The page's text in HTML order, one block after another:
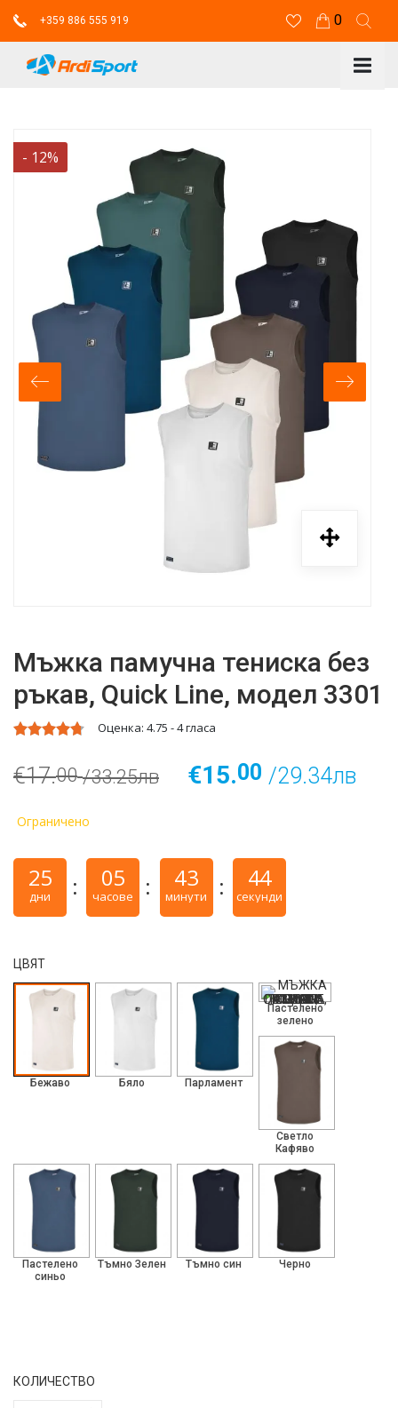
+359 886 555 919 0
- 12%
Мъжка памучна тениска без
ръкав, Quick Line, модел 3301
Оценка: 4.75 -4гласа
€17.00 /33.25лв €15.00 /29.34лв
Ограничено
25
дни
05
часове
43
минути
43
секунди
ЦВЯТ
Бежаво Бяло Парламент
Пастелено
зелено
Светло
Кафяво
Пастелено
синьо
Тъмно Зелен Тъмно син Черно
КОЛИЧЕСТВО